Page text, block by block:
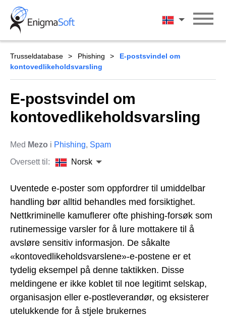
Skip
content
Norsk
Trusseldatabase Phishing
E-postsvindel om
kontovedlikeholdsvarsling
E-postsvindel om
kontovedlikeholdsvarsling
Med Mezo i Phishing, Spam
Oversett til:
Norsk
Uventede e-poster som oppfordrer til umiddelbar
handling bør alltid behandles med forsiktighet.
Nettkriminelle kamuflerer ofte phishing-forsøk som
rutinemessige varsler for å lure mottakere til å
avsløre sensitiv informasjon. De såkalte
«kontovedlikeholdsvarslene»-e-postene er et
tydelig eksempel på denne taktikken. Disse
meldingene er ikke koblet til noe legitimt selskap,
organisasjon eller e-postleverandør, og eksisterer
utelukkende for å stjele brukernes